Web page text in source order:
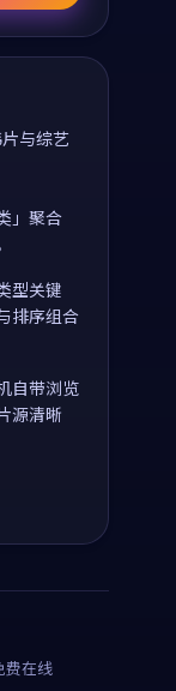
与综艺
」聚合
型关键
排序组合
自带浏览
源清晰
费在线